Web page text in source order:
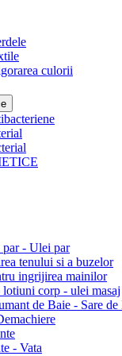
culorii
par - Ulei par
tenului si a buzelor
ingrijirea mainilor
corp - ulei masaj
de Baie - Sare de
- Vata